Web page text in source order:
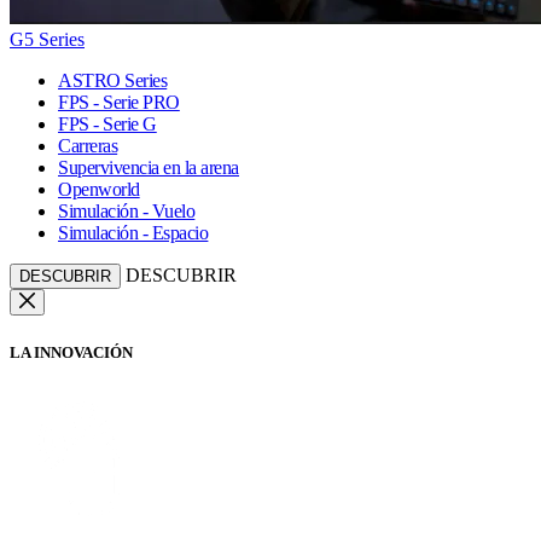
G5 Series
ASTRO Series
FPS - Serie PRO
FPS - Serie G
Carreras
Supervivencia en la arena
Openworld
Simulación - Vuelo
Simulación - Espacio
DESCUBRIR DESCUBRIR
LA INNOVACIÓN